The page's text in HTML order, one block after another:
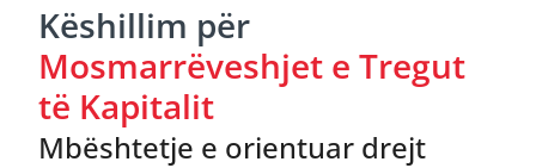
Këshillim për
Mosmarrëveshjet e Tregut
të Kapitalit
Mbështetje e orientuar drejt